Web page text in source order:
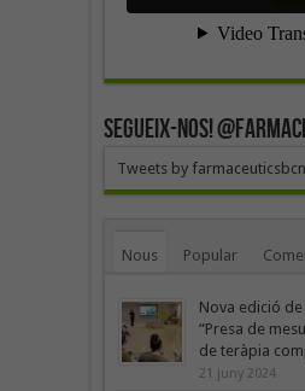
SEGUEIX-NOS!
Tweets by farmaceuticsbcn
Nous Popular
Nova edició
“Presa de
de teràpia
21 juny 2024